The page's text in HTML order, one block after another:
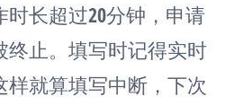
时长超过20分钟，申请
终止。填写时记得实时
样就算填写中断，下次